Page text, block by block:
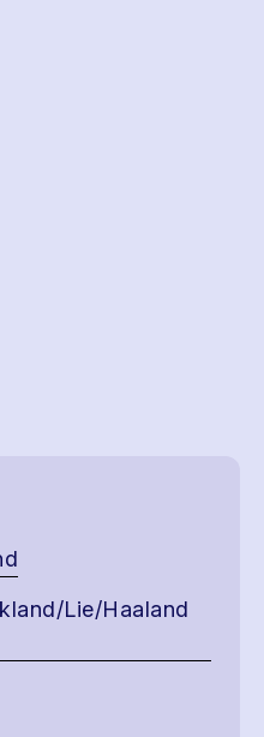
Lie/Haaland